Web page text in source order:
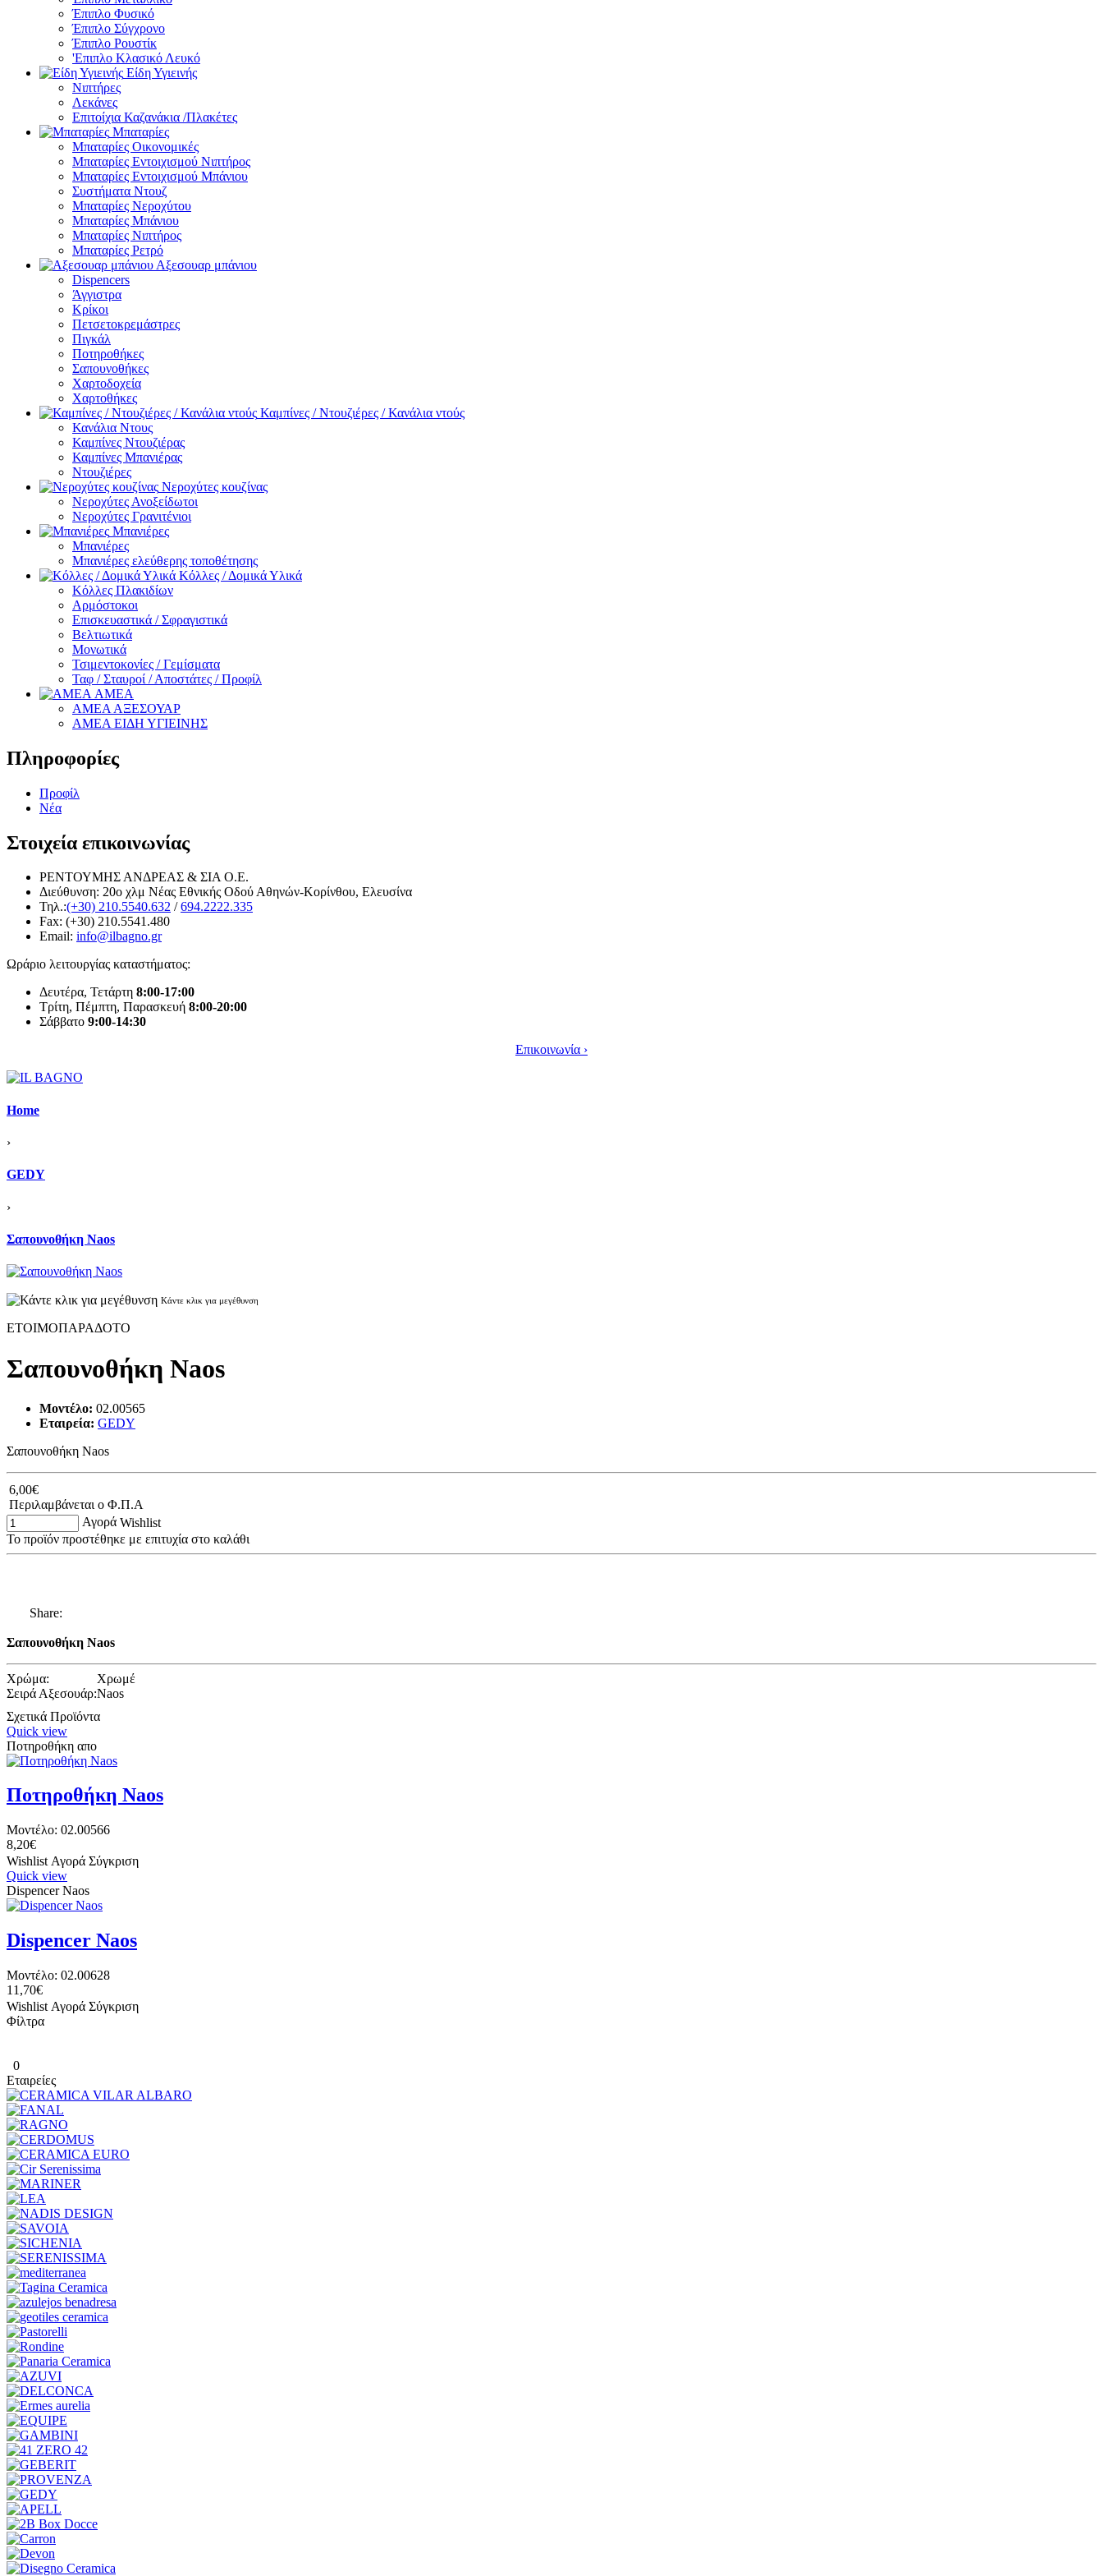
Έπιπλο Φυσικό
Έπιπλο Σύγχρονο
Έπιπλο Ρουστίκ
'Επιπλο Κλασικό Λευκό
Είδη Υγιεινής
Νιπτήρες
Λεκάνες
Επιτοίχια Καζανάκια /Πλακέτες
Μπαταρίες
Μπαταρίες Οικονομικές
Μπαταρίες Εντοιχισμού Νιπτήρος
Μπαταρίες Εντοιχισμού Μπάνιου
Συστήματα Ντουζ
Μπαταρίες Νεροχύτου
Μπαταρίες Μπάνιου
Μπαταρίες Νιπτήρος
Μπαταρίες Ρετρό
Αξεσουαρ μπάνιου
Dispencers
Άγγιστρα
Κρίκοι
Πετσετοκρεμάστρες
Πιγκάλ
Ποτηροθήκες
Σαπουνοθήκες
Χαρτοδοχεία
Χαρτοθήκες
Καμπίνες / Ντουζιέρες / Κανάλια ντούς
Κανάλια Ντους
Καμπίνες Ντουζιέρας
Καμπίνες Μπανιέρας
Ντουζιέρες
Νεροχύτες κουζίνας
Νεροχύτες Ανοξείδωτοι
Νεροχύτες Γρανιτένιοι
Μπανιέρες
Μπανιέρες
Μπανιέρες ελεύθερης τοποθέτησης
Κόλλες / Δομικά Υλικά
Κόλλες Πλακιδίων
Αρμόστοκοι
Επισκευαστικά / Σφραγιστικά
Βελτιωτικά
Μονωτικά
Τσιμεντοκονίες / Γεμίσματα
Ταφ / Σταυροί / Αποστάτες / Προφίλ
ΑΜΕΑ
ΑΜΕΑ ΑΞΕΣΟΥΑΡ
ΑΜΕΑ ΕΙΔΗ ΥΓΙΕΙΝΗΣ
Πληροφορίες
Προφίλ
Νέα
Στοιχεία επικοινωνίας
ΡΕΝΤΟΥΜΗΣ ΑΝΔΡΕΑΣ & ΣΙΑ Ο.Ε.
Διεύθυνση: 20o χλμ Νέας Εθνικής Οδού Αθηνών-Κορίνθου, Ελευσίνα
Τηλ.:(+30) 210.5540.632 /694.2222.335
Fax: (+30) 210.5541.480
Email: info@ilbagno.gr
Ωράριο λειτουργίας καταστήματος:
Δευτέρα, Τετάρτη 8:00-17:00
Τρίτη, Πέμπτη, Παρασκευή 8:00-20:00
Σάββατο 9:00-14:30
Επικοινωνία ›
Home
›
GEDY
›
Σαπουνοθήκη Naos
Κάντε κλικ για μεγέθυνση
ΕΤΟΙΜΟΠΑΡΑΔΟΤΟ
Σαπουνοθήκη Naos
Μοντέλο: 02.00565
Εταιρεία: GEDY
Σαπουνοθήκη Naos
6,00€
Περιλαμβάνεται ο Φ.Π.Α
Αγορά Wishlist
Το προϊόν προστέθηκε με επιτυχία στο καλάθι
Share:
Σαπουνοθήκη Naos
Χρώμα:
Χρωμέ
Σειρά Αξεσουάρ:Naos
Σχετικά Προϊόντα
Quick view
Ποτηροθήκη απο
Ποτηροθήκη Naos
Μοντέλο: 02.00566
8,20€
Wishlist Αγορά Σύγκριση
Quick view
Dispencer Naos
Dispencer Naos
Μοντέλο: 02.00628
11,70€
Wishlist Αγορά Σύγκριση
Φίλτρα
0
Εταιρείες